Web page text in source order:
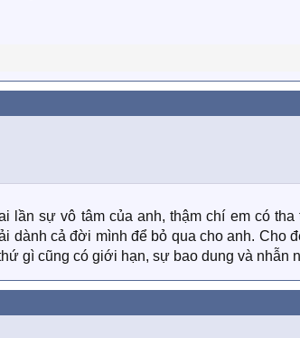
lần sự vô tâm của anh, thậm chí em có
dành cả đời mình để bỏ qua cho anh. Cho
gì cũng có giới hạn, sự bao dung và nhẫn